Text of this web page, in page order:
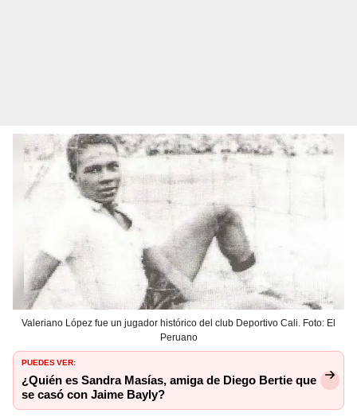
Valeriano López fue un jugador histórico del club Deportivo Cali. Foto: El
Peruano
PUEDES VER:
¿Quién es Sandra Masías, amiga de Diego Bertie que
se casó con Jaime Bayly?